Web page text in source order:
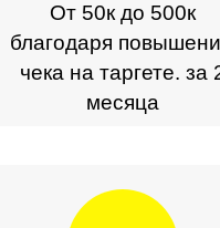
От 50к до 500к
благодаря
чека на таргете. за
месяца